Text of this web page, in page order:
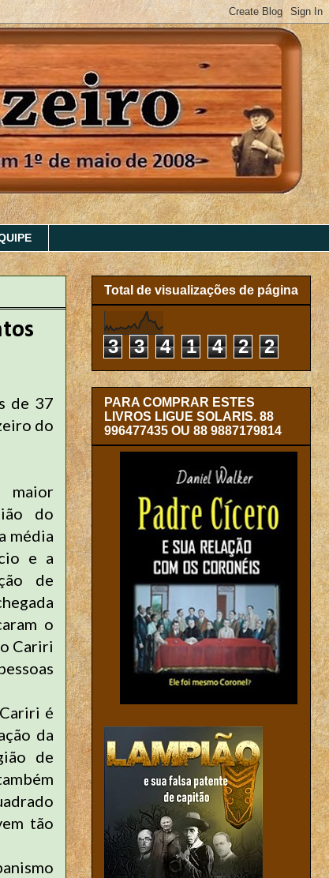
de 37
do
do
média
e a
de
o
Cariri
é
da
de
tão
Total de visualizações de página
3 3 4 1 4 2 2
PARA COMPRAR ESTES
LIVROS LIGUE SOLARIS. 88
996477435 OU 88 9887179814